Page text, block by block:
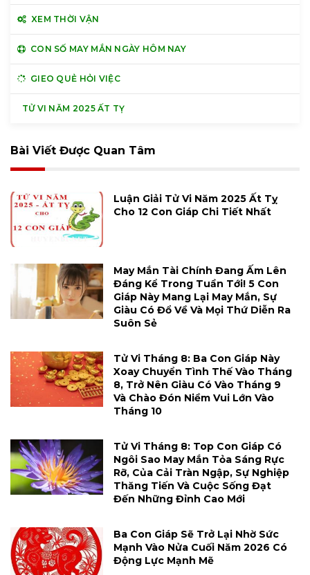
XEM THỜI VẬN
CON SỐ MAY MẮN NGÀY HÔM NAY
GIEO QUẺ HỎI VIỆC
TỬ VI NĂM 2025 ẤT TỴ
Bài Viết Được Quan Tâm
Luận Giải Tử Vi Năm 2025 Ất Tỵ
Cho 12 Con Giáp Chi Tiết Nhất
May Mắn Tài Chính Đang Ấm Lên
Đáng Kể Trong Tuần Tới! 5 Con
Giáp Này Mang Lại May Mắn, Sự
Giàu Có Đổ Về Và Mọi Thứ Diễn Ra
Suôn Sẻ
Tử Vi Tháng 8: Ba Con Giáp Này
Xoay Chuyển Tình Thế Vào Tháng
8, Trở Nên Giàu Có Vào Tháng 9
Và Chào Đón Niềm Vui Lớn Vào
Tháng 10
Tử Vi Tháng 8: Top Con Giáp Có
Ngôi Sao May Mắn Tỏa Sáng Rực
Rỡ, Của Cải Tràn Ngập, Sự Nghiệp
Thăng Tiến Và Cuộc Sống Đạt
Đến Những Đỉnh Cao Mới
Ba Con Giáp Sẽ Trở Lại Nhờ Sức
Mạnh Vào Nửa Cuối Năm 2026 Có
Động Lực Mạnh Mẽ